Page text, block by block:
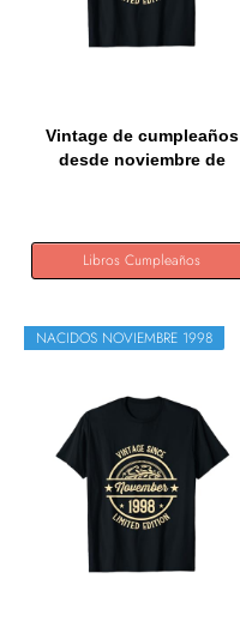
Vintage de cumpleaños
desde noviembre de
Libros Cumpleaños
NACIDOS NOVIEMBRE 1998